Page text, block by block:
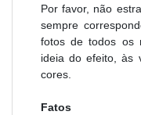
Por favor, não
sempre
fotos de todos os
ideia do efeito, às
cores.
Fatos